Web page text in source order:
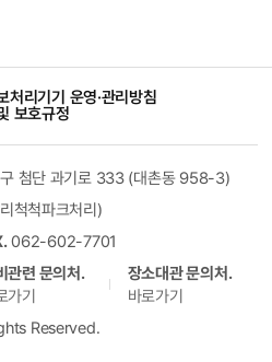
처리기기 운영·관리방침
보호규정
첨단 과기로 333 (대촌동 958-3)
척척파크처리)
062-602-7701
관련 문의처.
가기
장소대관 문의처.
바로가기
Reserved.